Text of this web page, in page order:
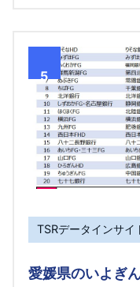
5
TSRデータインサイ
愛媛県のいよぎ